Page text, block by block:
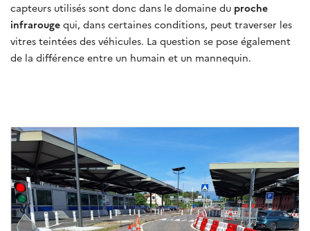
capteurs utilisés sont donc dans le domaine du proche
infrarouge qui, dans certaines conditions, peut traverser les
vitres teintées des véhicules. La question se pose également
de la différence entre un humain et un mannequin.